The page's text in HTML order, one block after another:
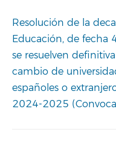
Resolución de la
Educación, de fecha
se resuelven
cambio de
españoles o
2024-2025